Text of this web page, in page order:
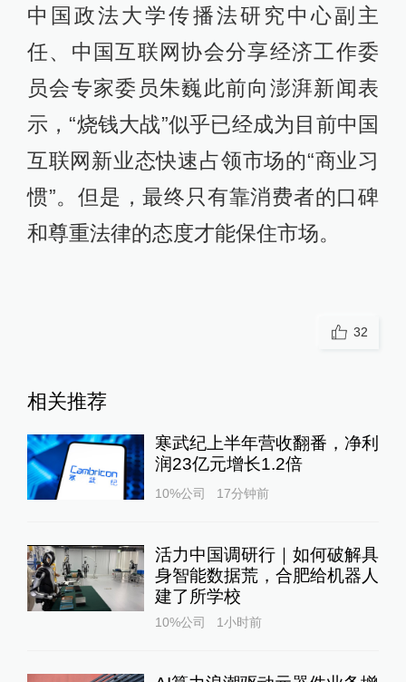
中国政法大学传播法研究中心副主
任、中国互联网协会分享经济工作委
员会专家委员朱巍此前向澎湃新闻表
示，“烧钱大战”似乎已经成为目前中国
互联网新业态快速占领市场的“商业习
惯”。但是，最终只有靠消费者的口碑
和尊重法律的态度才能保住市场。
32
相关推荐
寒武纪上半年营收翻番，净利
润23亿元增长1.2倍
10%公司 17分钟前
活力中国调研行｜如何破解具
身智能数据荒，合肥给机器人
建了所学校
10%公司 1小时前